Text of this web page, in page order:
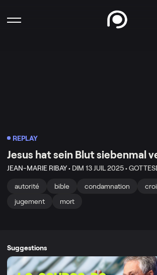
REPLAY
Jesus hat sein Blut siebenmal
JEAN-MARIE RIBAY • DIM 13 JUIL 2025 •
autorité bible condamnation
jugement
mort
Suggestions